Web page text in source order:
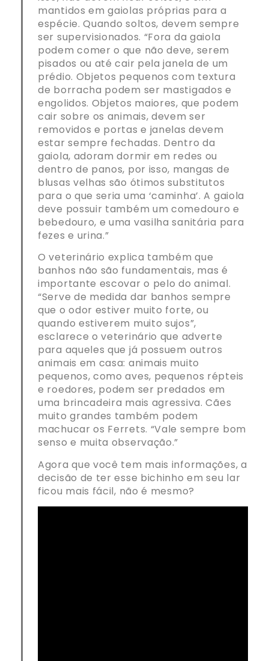
mantidos em gaiolas próprias para a
espécie. Quando soltos, devem sempre
ser supervisionados. “Fora da gaiola
podem comer o que não deve, serem
pisados ou até cair pela janela de um
prédio. Objetos pequenos com textura
de borracha podem ser mastigados e
engolidos. Objetos maiores, que podem
cair sobre os animais, devem ser
removidos e portas e janelas devem
estar sempre fechadas. Dentro da
gaiola, adoram dormir em redes ou
dentro de panos, por isso, mangas de
blusas velhas são ótimos substitutos
para o que seria uma ‘caminha’. A gaiola
deve possuir também um comedouro e
bebedouro, e uma vasilha sanitária para
fezes e urina.”
O veterinário explica também que
banhos não são fundamentais, mas é
importante escovar o pelo do animal.
“Serve de medida dar banhos sempre
que o odor estiver muito forte, ou
quando estiverem muito sujos”,
esclarece o veterinário que adverte
para aqueles que já possuem outros
animais em casa: animais muito
pequenos, como aves, pequenos répteis
e roedores, podem ser predados em
uma brincadeira mais agressiva. Cães
muito grandes também podem
machucar os Ferrets. “Vale sempre bom
senso e muita observação.”
Agora que você tem mais informações, a
decisão de ter esse bichinho em seu lar
ficou mais fácil, não é mesmo?